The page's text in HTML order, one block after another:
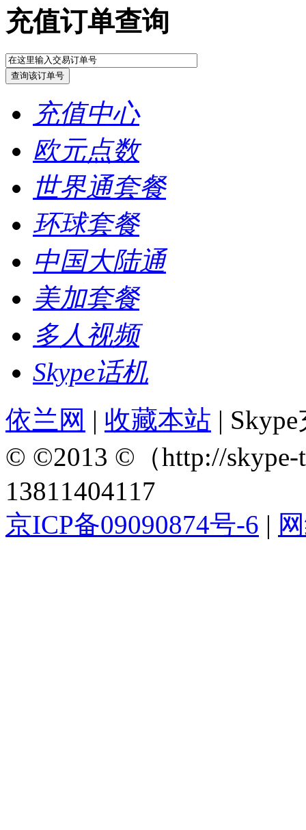
充值订单查询
充值中心
欧元点数
世界通套餐
环球套餐
中国大陆通
美加套餐
多人视频
Skype话机
依兰网 | 收藏本站 |
© ©2013 ©（http://skype-
13811404117
京ICP备09090874号-6 |